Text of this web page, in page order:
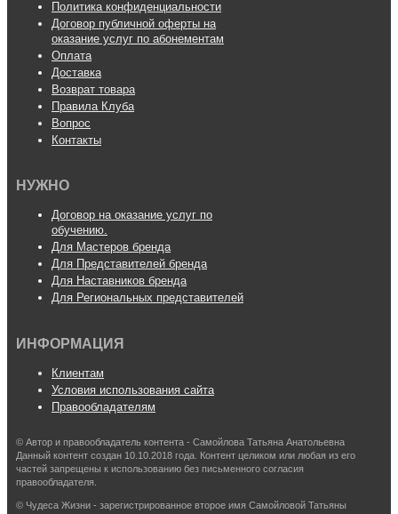
Политика конфиденциальности
Договор публичной оферты на
оказание услуг по абонементам
Оплата
Доставка
Возврат товара
Правила Клуба
Вопрос
Контакты
НУЖНО
Договор на оказание услуг по
обучению.
Для Мастеров бренда
Для Представителей бренда
Для Наставников бренда
Для Региональных представителей
ИНФОРМАЦИЯ
Клиентам
Условия использования сайта
Правообладателям
© Автор и правообладатель контента - Самойлова Татьяна Анатольевна
Данный контент создан 10.10.2018 года. Контент целиком или любая из его
частей запрещены к использованию без письменного согласия
правообладателя.
© Чудеса Жизни - зарегистрированное второе имя Самойловой Татьяны